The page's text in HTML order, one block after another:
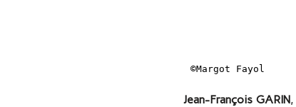
©Margot Fayol
Jean-François GARIN